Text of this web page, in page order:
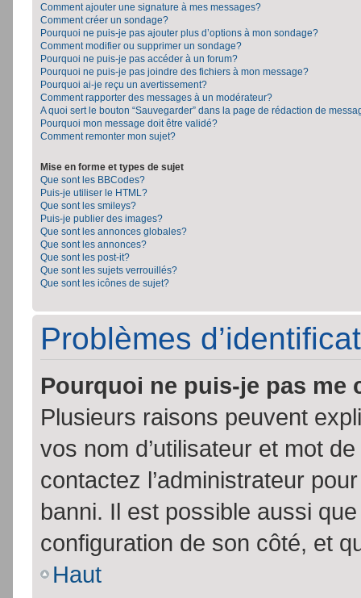
Comment ajouter une signature à mes messages?
Comment créer un sondage?
Pourquoi ne puis-je pas ajouter plus d’options à mon sondage?
Comment modifier ou supprimer un sondage?
Pourquoi ne puis-je pas accéder à un forum?
Pourquoi ne puis-je pas joindre des fichiers à mon message?
Pourquoi ai-je reçu un avertissement?
Comment rapporter des messages à un modérateur?
A quoi sert le bouton “Sauvegarder” dans la page de rédaction de
Pourquoi mon message doit être validé?
Comment remonter mon sujet?
Mise en forme et types de sujet
Que sont les BBCodes?
Puis-je utiliser le HTML?
Que sont les smileys?
Puis-je publier des images?
Que sont les annonces globales?
Que sont les annonces?
Que sont les post-it?
Que sont les sujets verrouillés?
Que sont les icônes de sujet?
Problèmes
Pourquoi ne puis-je pas me
Plusieurs raisons peuvent
vos nom d’utilisateur et mot
contactez l’administrateur
banni. Il est possible aussi
configuration de son côté, et
Haut